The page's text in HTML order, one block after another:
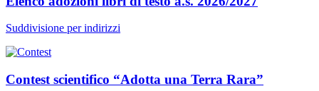
Suddivisione per indirizzi
Contest scientifico “Adotta una Terra Rara”